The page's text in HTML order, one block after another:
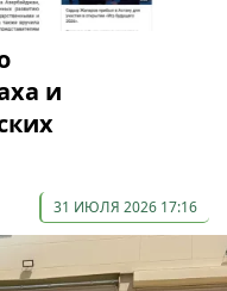
и
31 ИЮЛЯ 2026 17:16